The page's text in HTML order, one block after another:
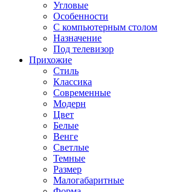
Угловые
Особенности
С компьютерным столом
Назначение
Под телевизор
Прихожие
Стиль
Классика
Современные
Модерн
Цвет
Белые
Венге
Светлые
Темные
Размер
Малогабаритные